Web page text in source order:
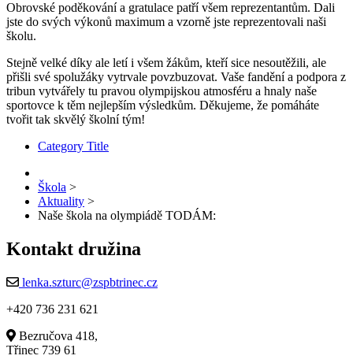
Obrovské poděkování a gratulace patří všem reprezentantům. Dali
jste do svých výkonů maximum a vzorně jste reprezentovali naši
školu.
Stejně velké díky ale letí i všem žákům, kteří sice nesoutěžili, ale
přišli své spolužáky vytrvale povzbuzovat. Vaše fandění a podpora z
tribun vytvářely tu pravou olympijskou atmosféru a hnaly naše
sportovce k těm nejlepším výsledkům. Děkujeme, že pomáháte
tvořit tak skvělý školní tým!
Category Title
Škola >
Aktuality >
Naše škola na olympiádě TODÁM:
Kontakt družina
lenka.szturc@zspbtrinec.cz
+420 736 231 621
Bezručova 418,
Třinec 739 61